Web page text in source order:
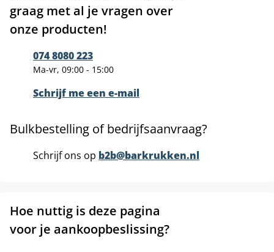
graag met al je vragen over
onze producten!
074 8080 223
Ma-vr, 09:00 - 15:00
Schrijf me een e-mail
Bulkbestelling of bedrijfsaanvraag?
Schrijf ons op b2b@barkrukken.nl
Hoe nuttig is deze pagina
voor je aankoopbeslissing?